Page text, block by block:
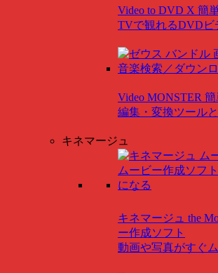
Video to DVD X 簡
TVで観れるDVDビ
Video MONSTER 簡
編集・変換ツール
キネマージュ
キネマージュ the
ー作成ソフト
動画や写真がすぐ